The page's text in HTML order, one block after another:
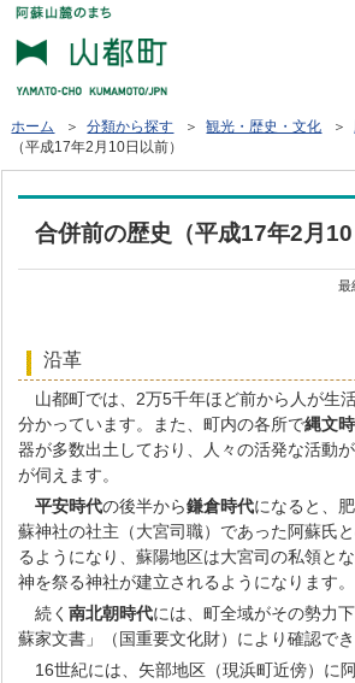
ホーム ＞分類から探す ＞観光・歴史・文化 ＞
（平成17年2月10日以前）
合併前の歴史（平成17年2月10
最
沿革
山都町では、2万5千年ほど前から人が生
分かっています。また、町内の各所で縄文
器が多数出土しており、人々の活発な活動
が伺えます。
平安時代の後半から鎌倉時代になると、
蘇神社の社主（大宮司職）であった阿蘇氏
るようになり、蘇陽地区は大宮司の私領と
神を祭る神社が建立されるようになります。
続く南北朝時代には、町全域がその勢力
蘇家文書」（国重要文化財）により確認でき
16世紀には、矢部地区（現浜町近傍）に